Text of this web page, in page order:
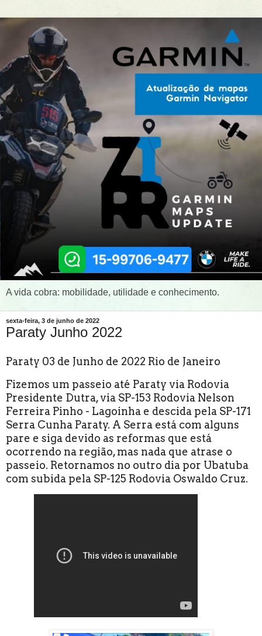
A vida cobra: mobilidade, utilidade e conhecimento.
sexta-feira, 3 de junho de 2022
Paraty Junho 2022
Paraty 03 de Junho de 2022 Rio de Janeiro
Fizemos um passeio até Paraty via Rodovia
Presidente Dutra, via SP-153 Rodovia Nelson
Ferreira Pinho - Lagoinha e descida pela SP-171
Serra Cunha Paraty. A Serra está com alguns
pare e siga devido as reformas que está
ocorrendo na região, mas nada que atrase o
passeio. Retornamos no outro dia por Ubatuba
com subida pela SP-125 Rodovia Oswaldo Cruz.